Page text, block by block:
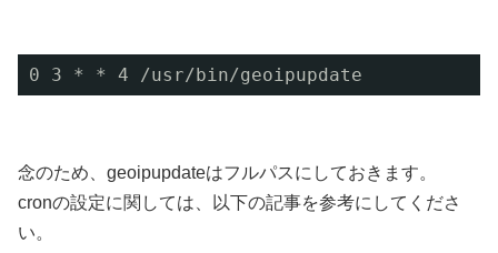
0 3 * * 4 /usr/bin/geoipupdate
念のため、geoipupdateはフルパスにしておきます。
cronの設定に関しては、以下の記事を参考にしてくださ
い。